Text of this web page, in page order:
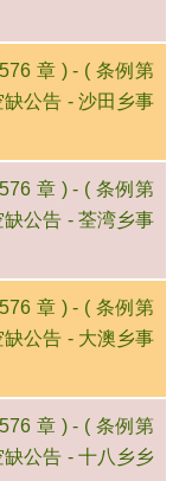
章 ) - ( 条例第
公告 - 沙田乡事
章 ) - ( 条例第
公告 - 荃湾乡事
章 ) - ( 条例第
公告 - 大澳乡事
章 ) - ( 条例第
公告 - 十八乡乡